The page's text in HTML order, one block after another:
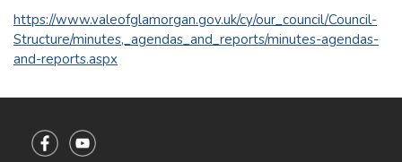
https://www.valeofglamorgan.gov.uk/cy/our_council/Council-
Structure/minutes,_agendas_and_reports/minutes-agendas-
and-reports.aspx